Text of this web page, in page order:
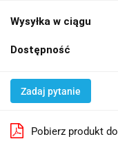
Wysyłka w ciągu
Dostępność
Zadaj pytanie
Pobierz produkt